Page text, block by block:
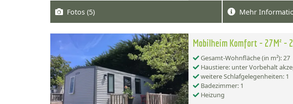
Fotos (5) Mehr
Mobilheim Komfort - 27M² -
Gesamt-Wohnfläche (in m²): 27
Haustiere: unter Vorbehalt
weitere Schlafgelegenheiten: 1
Badezimmer: 1
Heizung